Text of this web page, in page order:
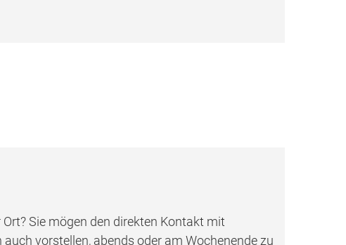
Sie mögen den direkten Kontakt mit
vorstellen, abends oder am Wochenende zu